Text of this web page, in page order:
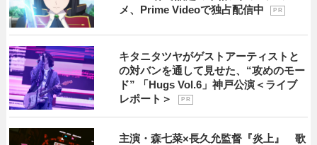
メ、Prime Videoで独占配信中
P R
キタニタツヤがゲストアーティストと
の対バンを通して見せた、“攻めのモー
ド” 「Hugs Vol.6」神戸公演＜ライブ
レポート＞
P R
主演・森七菜×長久允監督『炎上』 歌